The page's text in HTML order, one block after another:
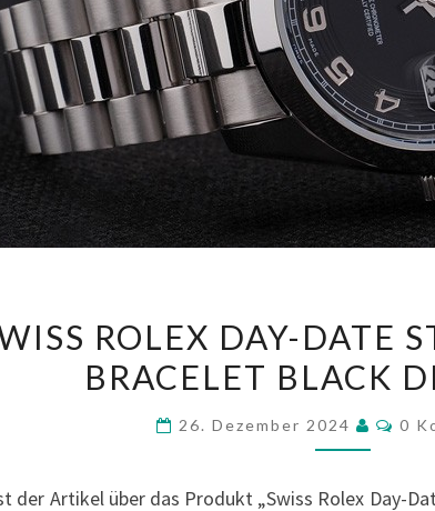
ROLEX
DAY-
ROLEX DAY-DATE
BRACELET BLACK
26. Dezember 2024 0
der Artikel über das Produkt „Swiss Rolex Day-